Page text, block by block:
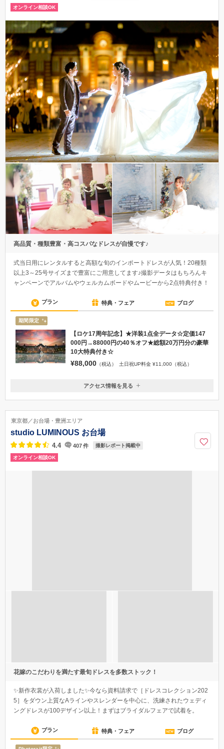
オンライン相談OK
高品質・種類豊富・高コスパなドレスが自慢です♪
式当日用にレンタルすると高額な旬のインポートドレスが人気！20種類
以上3～25号サイズまで豊富にご用意してます♪撮影データはもちろんキ
ャンペーンでアルバムやウェルカムボードやムービーから2点特典付き！
プラン 特典・フェア ブログ
期間限定
【ロケ17周年記念】★洋装1点全データ☆定価147
000円→88000円の40％オフ★総額20万円分の豪華
10大特典付き☆
¥88,000 （税込） 土日祝UP料金 ¥11,000（税込）
東京都新宿区河田町3-51
戸線 若松河田駅から徒歩8分
アクセス情報を見る
東京都／お台場・豊洲エリア
studio LUMINOUS お台場
4.4 407件 撮影レポート掲載中
オンライン相談OK
花嫁のこだわりを満たす最旬ドレスを多数ストック！
✨新作衣裳が入荷しました✨今なら資料請求で［ドレスコレクション202
5］をダウン上質なAラインやスレンダーを中心に、洗練されたウェディ
ングドレスが100デザイン以上！まずはブライダルフェアで試着を。